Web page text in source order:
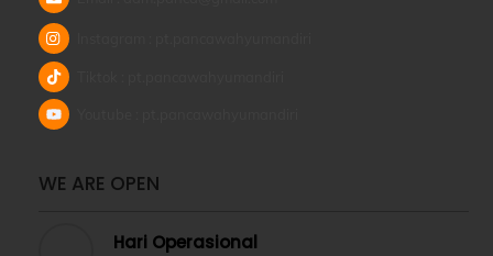
WE ARE OPEN
Hari Operasional